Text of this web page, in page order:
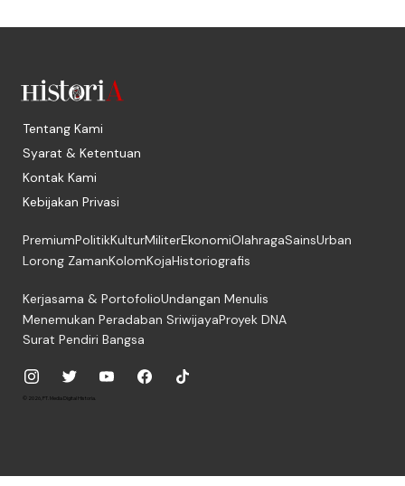
Tentang Kami
Syarat & Ketentuan
Kontak Kami
Kebijakan Privasi
PremiumPolitikKulturMiliterEkonomiOlahragaSainsUrban
Lorong ZamanKolomKojaHistoriografis
Kerjasama & PortofolioUndangan Menulis
Menemukan Peradaban SriwijayaProyek DNA
Surat Pendiri Bangsa
© 2026, PT. Media Digital Historia.